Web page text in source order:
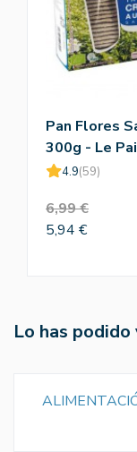
Pan Flores
300g - Le
4.9(59)
6,99 €
5,94 €
Lo has podido